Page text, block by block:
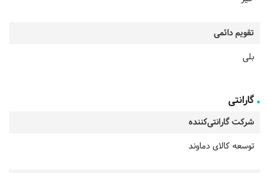
تقویم دائمی
بلی
گارانتی
شرکت گارانتی‌کننده
توسعه کالای دماوند